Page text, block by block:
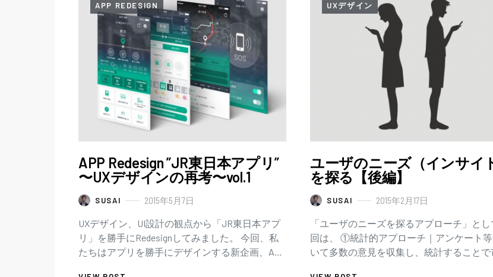
APP REDESIGN
APP Redesign ”JR東日本アプリ”
〜UXデザインの再考〜vol.1
SUSAI 2015年5月7日
UXデザイン、UI設計の観点から「JR東日本アプ
リ」を勝手にRedesignしてみました。 今回、私
たちはアプリを勝手にデザインする新企画、APP
UXデザイン
ユーザのニーズ（インサイ
を探る【後編】
SUSAI 2015年2月17日
「ユーザのニーズを探るアプローチ」と
回は、 ①統計的アプローチ｜アンケート
いて多数の意見を収集し、統計することで